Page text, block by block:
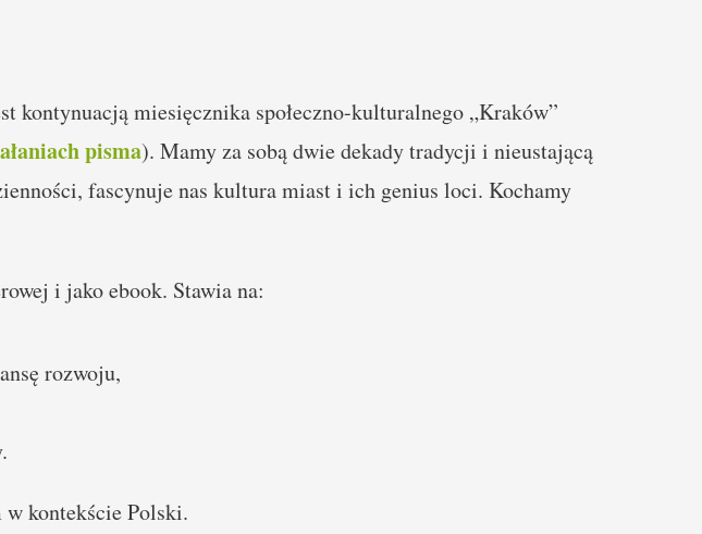
kontynuacją miesięcznika społeczno-kulturalnego „Kraków”
pisma). Mamy za sobą dwie dekady tradycji i nieustającą
fascynuje nas kultura miast i ich genius loci. Kochamy
i jako ebook. Stawia na:
rozwoju,
kontekście Polski.